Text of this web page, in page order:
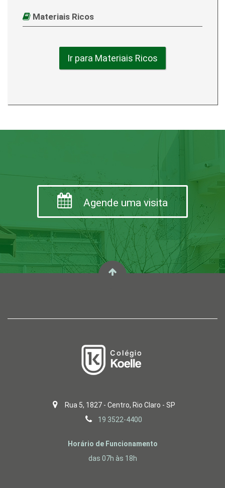
Materiais Ricos
Ir para Materiais Ricos
Agende uma visita
Rua 5, 1827 - Centro, Rio Claro - SP
19 3522-4400
Horário de Funcionamento
das 07h às 18h